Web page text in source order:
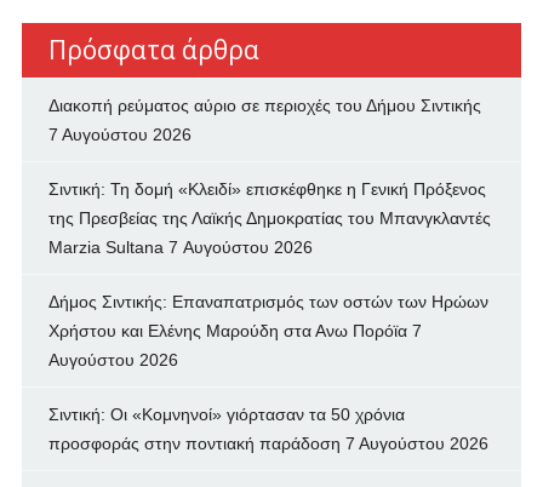
Πρόσφατα άρθρα
Διακοπή ρεύματος αύριο σε περιοχές του Δήμου Σιντικής
7 Αυγούστου 2026
Σιντική: Τη δομή «Κλειδί» επισκέφθηκε η Γενική Πρόξενος
της Πρεσβείας της Λαϊκής Δημοκρατίας του Μπανγκλαντές
Marzia Sultana 7 Αυγούστου 2026
Δήμος Σιντικής: Επαναπατρισμός των oστών των Ηρώων
Χρήστου και Ελένης Μαρούδη στα Ανω Πορόϊα 7
Αυγούστου 2026
Σιντική: Οι «Κομνηνοί» γιόρτασαν τα 50 χρόνια
προσφοράς στην ποντιακή παράδοση 7 Αυγούστου 2026